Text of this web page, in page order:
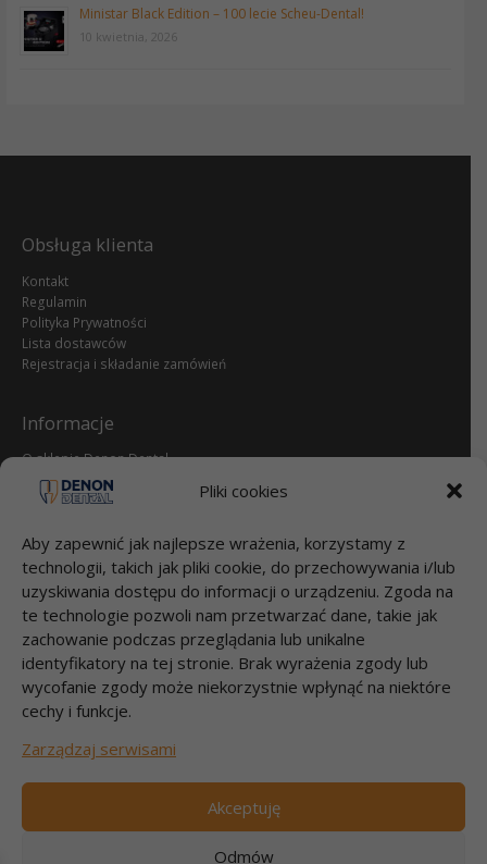
Pliki cookies
Aby zapewnić jak najlepsze wrażenia, korzystamy z
technologii, takich jak pliki cookie, do przechowywania i/lub
uzyskiwania dostępu do informacji o urządzeniu. Zgoda na
te technologie pozwoli nam przetwarzać dane, takie jak
zachowanie podczas przeglądania lub unikalne
identyfikatory na tej stronie. Brak wyrażenia zgody lub
wycofanie zgody może niekorzystnie wpłynąć na niektóre
cechy i funkcje.
Zarządzaj serwisami
Akceptuję
Odmów
Ministar Black Edition – 100 lecie Scheu-Dental!
10 kwietnia, 2026
Obsługa klienta
Kontakt
Regulamin
Polityka Prywatności
Lista dostawców
Rejestracja i składanie zamówień
Informacje
O sklepie Denon Dental
Reklamacje i zwroty
dental.pl
Przelewy
Bank Millenium S.A.
95 1160 2202 0000 0000 2812 4826
DENON DENTAL Sp. z o.o.
Łubna 56
05-532 ŁUBNA
Szybki kontakt